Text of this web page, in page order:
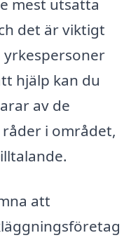
mest utsatta
det är viktigt
hjälp kan du
av de
i området,
att